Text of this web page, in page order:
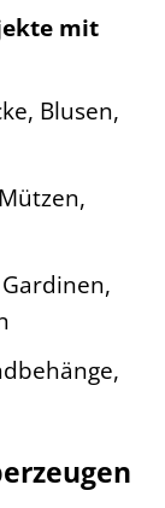
mit
Blusen,